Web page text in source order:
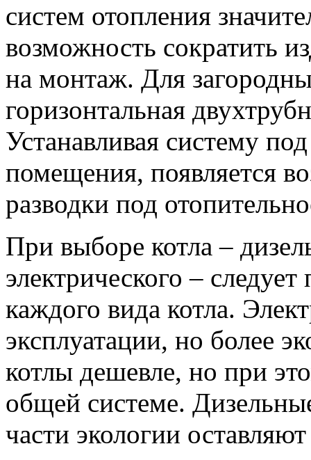
систем отопления
возможность сократить
на монтаж. Для
горизонтальная
Устанавливая систему
помещения, появляется
разводки под
При выборе котла –
электрического –
каждого вида котла.
эксплуатации, но более
котлы дешевле, но при
общей системе.
части экологии